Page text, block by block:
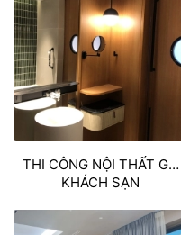
THI CÔNG NỘI THẤT GỖ
KHÁCH SẠN